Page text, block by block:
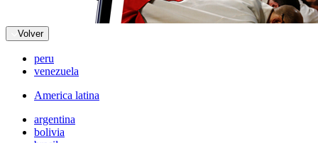
Volver
peru
venezuela
America latina
argentina
bolivia